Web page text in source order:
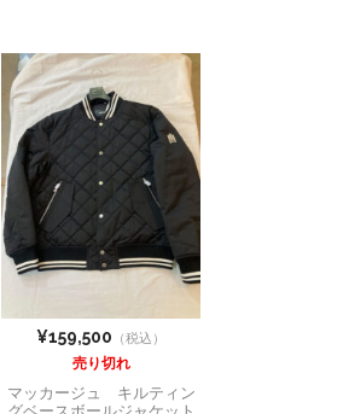
¥159,500 （税込）
売り切れ
マッカージュ キルティン